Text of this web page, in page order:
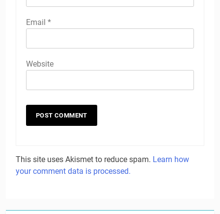
Email *
Website
This site uses Akismet to reduce spam. Learn how
your comment data is processed.